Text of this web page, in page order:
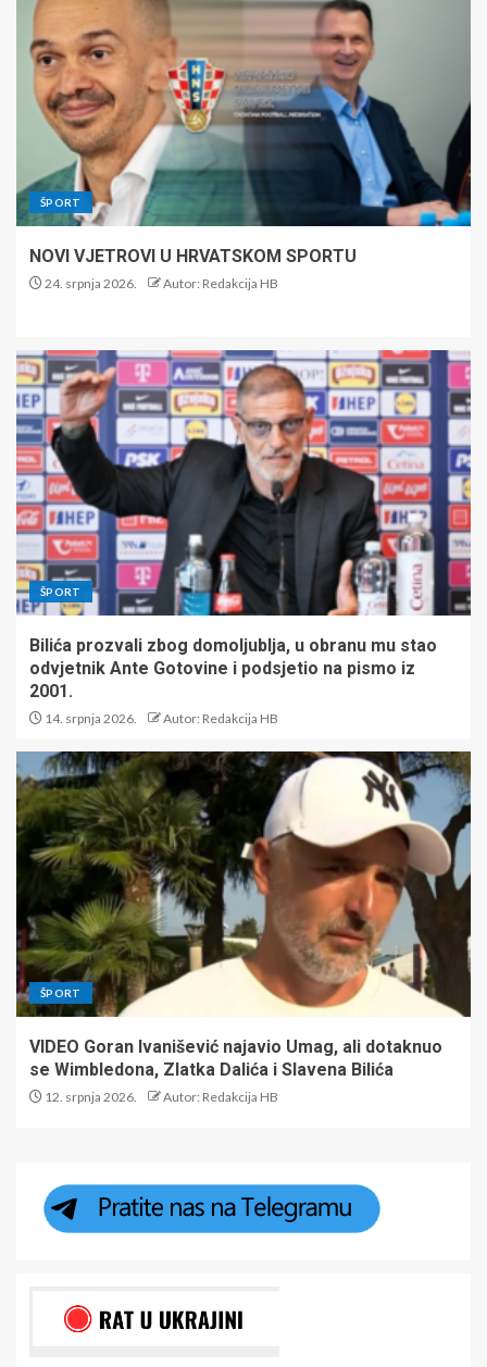
ŠPORT
NOVI VJETROVI U HRVATSKOM SPORTU
24. srpnja 2026. Autor: Redakcija HB
ŠPORT
Bilića prozvali zbog domoljublja, u obranu mu stao
odvjetnik Ante Gotovine i podsjetio na pismo iz
2001.
14. srpnja 2026. Autor: Redakcija HB
ŠPORT
VIDEO Goran Ivanišević najavio Umag, ali dotaknuo
se Wimbledona, Zlatka Dalića i Slavena Bilića
12. srpnja 2026. Autor: Redakcija HB